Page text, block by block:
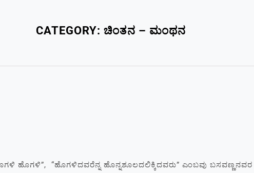
CATEGORY: ಚಿಂತನ – ಮಂಥನ
“ಹೊಗಳಿದವರೆನ್ನ ಹೊನ್ನಶೂಲದಲಿಕ್ಕಿದವರು” ಎಂಬವು ಬಸವಣ್ಣನವರ